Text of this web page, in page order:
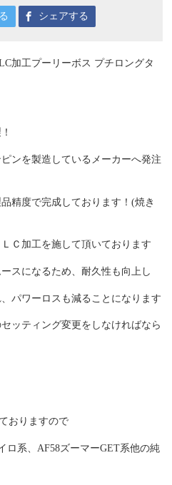
シェアする
加工プーリーボス プチロングタ
ンを製造しているメーカーへ発注
精度で完成しております！(焼き
Ｃ加工を施して頂いております
スになるため、耐久性も向上し
パワーロスも減ることになります
ッティング変更をしなければなら
おりますので
ロ系、AF58ズーマーGET系他の純